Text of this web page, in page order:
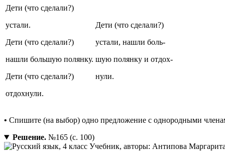
Дети (что сделали?)
устали.
Дети (что сделали?)
нашли большую полянку.
Дети (что сделали?)
отдохнули.
Дети (что сделали?)
устали, нашли боль-
шую полянку и отдох-
нули.
• Спишите (на выбор) одно предложение с однородными
Решение.№165 (с. 100)